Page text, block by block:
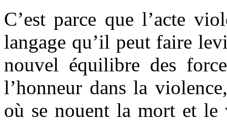
C’est parce que l’acte
langage qu’il peut faire
nouvel équilibre des
l’honneur dans la
où se nouent la mort et le